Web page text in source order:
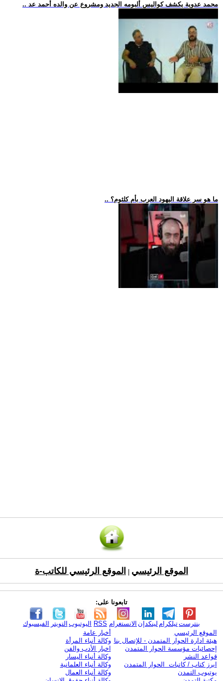
.. محمد عدوية يكشف كواليس ألبومه الجديد ومشروع عن والده أحمد عد
.. ما هو سر علاقة اليهود العرب بأم كلثوم؟
الموقع الرئيسي الموقع الرئيسي للكاتب-ة
تابعونا على:
الفيسبوك التويتر اليوتيوب RSS الانستغرام لينكدإن تيلكرامبنترست
الموقع الرئيسي
هيئة ادارة الحوار المتمدن - للإتصال بنا
إحصائيات مؤسسة الحوار المتمدن
قواعد النشر
ابرز كتاب / كاتبات الحوار المتمدن
يوتيوب التمدن
أخبار عامة
وكالة أنباء المرأة
اخبار الأدب والفن
وكالة أنباء اليسار
وكالة أنباء العلمانية
وكالة أنباء العمال